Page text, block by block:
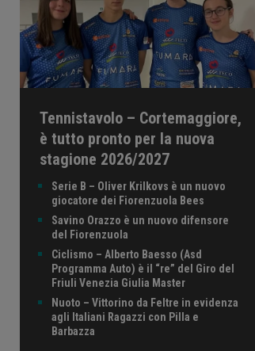
Tennistavolo – Cortemaggiore,
è tutto pronto per la nuova
stagione 2026/2027
Serie B – Oliver Krilkovs è un nuovo
giocatore dei Fiorenzuola Bees
Savino Orazzo è un nuovo difensore
del Fiorenzuola
Ciclismo – Alberto Baesso (Asd
Programma Auto) è il “re” del Giro del
Friuli Venezia Giulia Master
Nuoto – Vittorino da Feltre in evidenza
agli Italiani Ragazzi con Pilla e
Barbazza